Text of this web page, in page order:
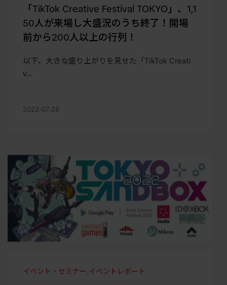
「TikTok Creative Festival TOKYO」、1,1
50人が来場し大盛況のうち終了！開場
前から200人以上の行列！
以下、大きな盛り上がりを見せた「TikTok Creati
v…
2022-07-28
イベント・セミナー イベントレポート